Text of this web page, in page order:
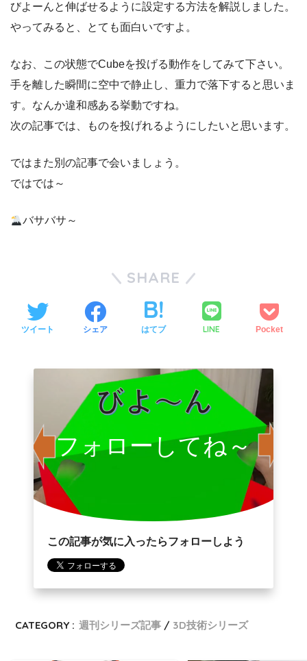
びよーんと伸ばせるように設定する方法を解説しました。
やってみると、とても面白いですよ。
なお、この状態でCubeを投げる動作をしてみて下さい。
手を離した瞬間に空中で静止し、重力で落下すると思いま
す。なんか違和感ある挙動ですね。
次の記事では、ものを投げれるようにしたいと思います。
ではまた別の記事で会いましょう。
ではでは～
バサバサ～
SHARE
ツイート シェア はてブ LINE Pocket
フォローしてね～
この記事が気に入ったらフォローしよう
CATEGORY : 週刊シリーズ記事 3D技術シリーズ